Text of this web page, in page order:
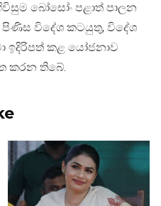
බෝසෝං පළාත් පාලන
විදේශ කටයුතු, විදේශ
ඉදිරිපත් කළ යෝජනාව
කරන තිබේ.